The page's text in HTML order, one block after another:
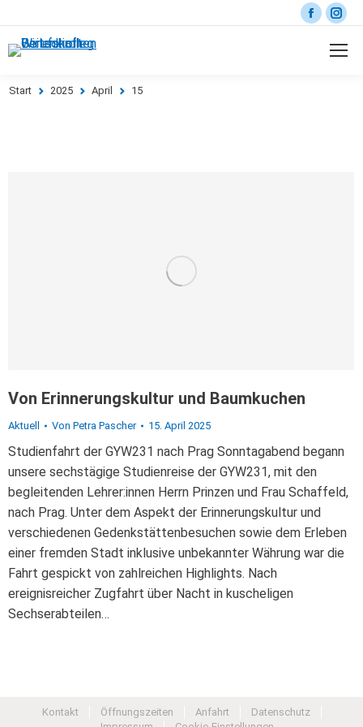
Sie befinden sich hier:
Start 2025 April 15
Von Erinnerungskultur und Baumkuchen
Aktuell Von Petra Pascher 15. April 2025
Studienfahrt der GYW231 nach Prag Sonntagabend begann
unsere sechstägige Studienreise der GYW231, mit den
begleitenden Lehrer:innen Herrn Prinzen und Frau Schaffeld,
nach Prag. Unter dem Aspekt der Erinnerungskultur und
verschiedenen Gedenkstättenbesuchen sowie dem Erleben
einer fremden Stadt inklusive unbekannter Währung war die
Fahrt gespickt von zahlreichen Highlights. Nach
ereignisreicher Zugfahrt über Nacht in kuscheligen
Sechserabteilen…
Kontakt Öffnungszeiten Anfahrt
Datenschutz